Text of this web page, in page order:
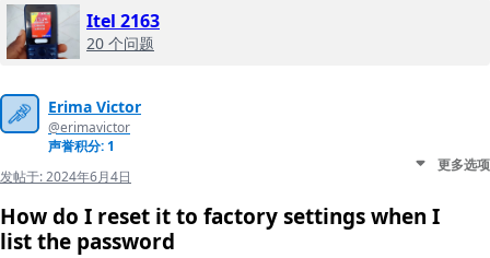
Itel 2163
20 个问题
Erima Victor
@erimavictor
声誉积分: 1
发帖于:2024年6月4日
更多选项
How do I reset it to factory settings when I
list the password